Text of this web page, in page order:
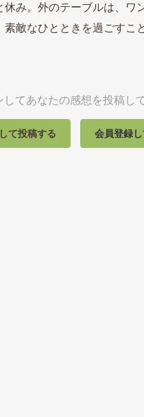
み。外のテーブルは、ワ
敵なひとときを過ごすこ
してあなたの感想を投稿し
て投稿する 会員登録